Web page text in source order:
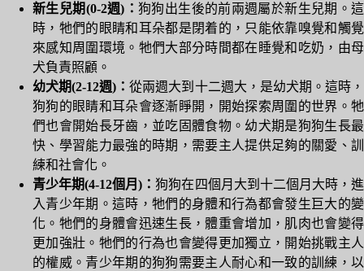
新生兒期(0-2週)： 狗狗出生後的前兩週屬於新生兒期。這
時，牠們的眼睛和耳朵都是閉着的，只能依靠嗅覺和觸覺
來感知周圍環境。牠們大部分時間都在睡覺和吃奶，由母
犬負責照顧。
幼犬期(2-12週)：從兩週大到十二週大，是幼犬期。這時，
狗狗的眼睛和耳朵會逐漸睜開，開始探索周圍的世界。牠
們也會開始長牙齒，並吃固體食物。幼犬期是狗狗生長最
快、學習能力最強的時期，需要主人提供足夠的關愛、訓
練和社會化。
青少年期(4-12個月)：狗狗在四個月大到十二個月大時，進
入青少年期。這時，牠們的身體和行為都會發生巨大的變
化。牠們的身體會迅速生長，體重會增加，肌肉也會變得
更加強壯。牠們的行為也會變得更加獨立，開始挑戰主人
的權威。青少年期的狗狗需要主人耐心和一致的訓練，以